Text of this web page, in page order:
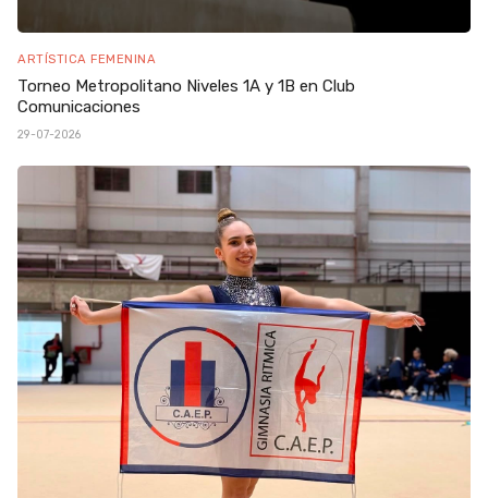
ARTÍSTICA FEMENINA
Torneo Metropolitano Niveles 1A y 1B en Club
Comunicaciones
29-07-2026